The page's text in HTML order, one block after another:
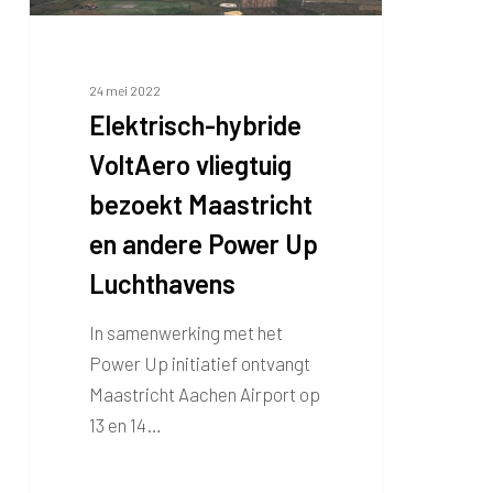
andere
Luchthavens24 mei 2022
Elektrisch-hybride
VoltAero vliegtuig
bezoekt Maastricht
en andere Power Up
Luchthavens
In samenwerking met het
Power Up initiatief ontvangt
Maastricht Aachen Airport op
13 en 14…